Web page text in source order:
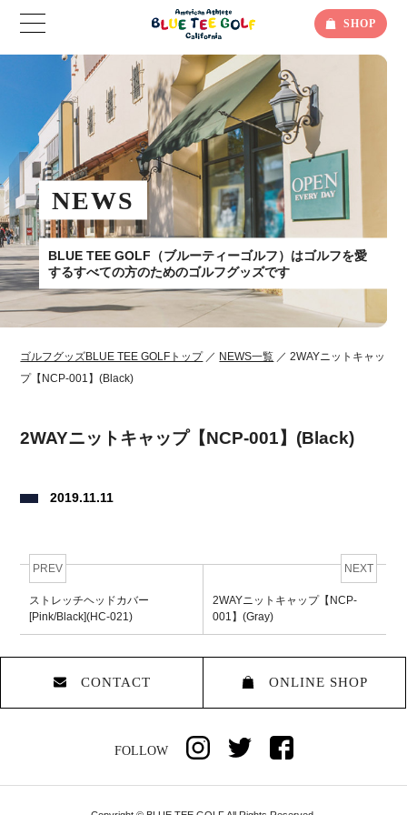
SHOP
NEWS
BLUE TEE GOLF（ブルーティーゴルフ）はゴルフを愛
するすべての方のためのゴルフグッズです
ゴルフグッズBLUE TEE GOLFトップ／ NEWS一覧 ／ 2WAYニットキャッ
プ【NCP-001】(Black)
2WAYニットキャップ【NCP-001】(Black)
2019.11.11
PREV
ストレッチヘッドカバー
[Pink/Black](HC-021)
NEXT
2WAYニットキャップ【NCP-
001】(Gray)
CONTACT ONLINE SHOP
FOLLOW